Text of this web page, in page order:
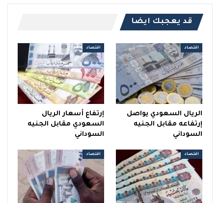
قد يعجبك ايضا
اقتصاد
الريال السعودي يواصل
إرتفاعه مقابل الجنيه
السوداني
اقتصاد
إرتفاع أسعار الريال
السعودي مقابل الجنيه
السوداني
اقتصاد اقتصاد